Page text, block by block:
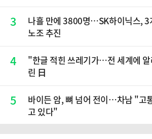
3
나흘 만에 3800명…SK하이닉스, 3
노조 추진
4
"한글 적힌 쓰레기가…전 세계에
린 日
5
바이든 암, 뼈 넘어 전이…차남 "고
고 있다"